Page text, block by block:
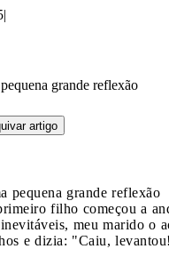
|
grande reflexão
artigo
pequena grande reflexão
filho começou a
meu marido o
e dizia: "Caiu,